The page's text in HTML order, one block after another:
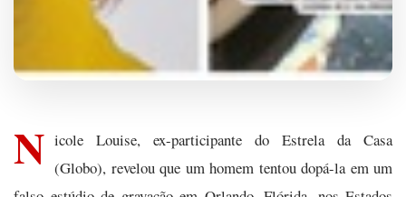
N icole Louise, ex-participante do Estrela da Casa
(Globo), revelou que um homem tentou dopá-la em um